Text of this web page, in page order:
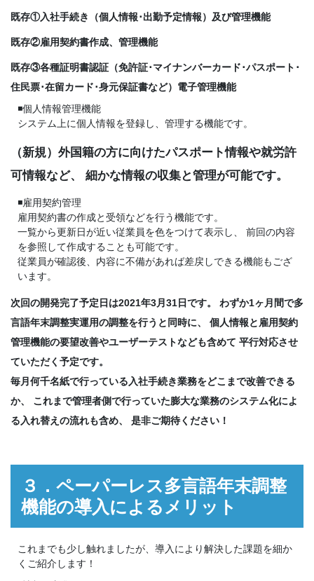
既存①入社手続き（個人情報･出勤予定情報）及び管理機能
既存②雇用契約書作成、管理機能
既存③各種証明書認証（免許証･マイナンバーカード･パスポート･
住民票･在留カード･身元保証書など）電子管理機能
◾個人情報管理機能
システム上に個人情報を登録し、管理する機能です。
（新規）外国籍の方に向けたパスポート情報や就労許
可情報など、 細かな情報の収集と管理が可能です。
◾雇用契約管理
雇用契約書の作成と受領などを行う機能です。
一覧から更新日が近い従業員を色をつけて表示し、 前回の内容
を参照して作成することも可能です。
従業員が確認後、内容に不備があれば差戻しできる機能もござ
います。
次回の開発完了予定日は2021年3月31日です。 わずか1ヶ月間で多
言語年末調整実運用の調整を行うと同時に、 個人情報と雇用契約
管理機能の要望改善やユーザーテストなども含めて 平行対応させ
ていただく予定です。
毎月何千名紙で行っている入社手続き業務をどこまで改善できる
か、 これまで管理者側で行っていた膨大な業務のシステム化によ
る入れ替えの流れも含め、 是非ご期待ください！
３．ペーパーレス多言語年末調整
機能の導入によるメリット
これまでも少し触れましたが、導入により解決した課題を細か
くご紹介します！